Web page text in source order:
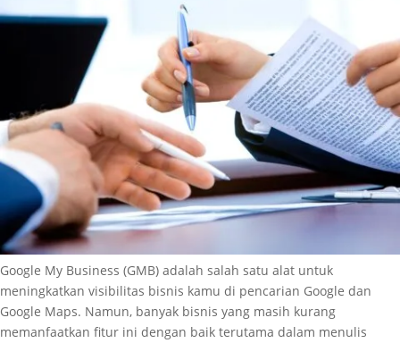
Google My Business (GMB) adalah salah satu alat untuk
meningkatkan visibilitas bisnis kamu di pencarian Google dan
Google Maps. Namun, banyak bisnis yang masih kurang
memanfaatkan fitur ini dengan baik terutama dalam menulis